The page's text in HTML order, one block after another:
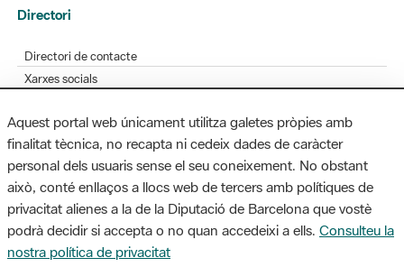
Xarxes socials
Bústia de suggeriments
Opineu sobre els parcs
MAPA WEB AVÍS LEGAL ACCESSIBILITAT
Diputació de Barcelona. Edifici Llacuna, 1a planta. Badajoz, 49. 08005
Barcelona. Tel. 934 022 428 / xarxaparcs@diba.cat
Aquest portal web únicament utilitza galetes pròpies amb
finalitat tècnica, no recapta ni cedeix dades de caràcter
personal dels usuaris sense el seu coneixement. No obstant
això, conté enllaços a llocs web de tercers amb polítiques de
privacitat alienes a la de la Diputació de Barcelona que vostè
podrà decidir si accepta o no quan accedeixi a ells. Consulteu la
nostra política de privacitat